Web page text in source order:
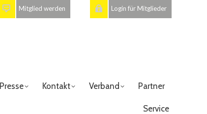
Mitglied werden Login für Mitglieder
Presse Kontakt Verband Partner
Service